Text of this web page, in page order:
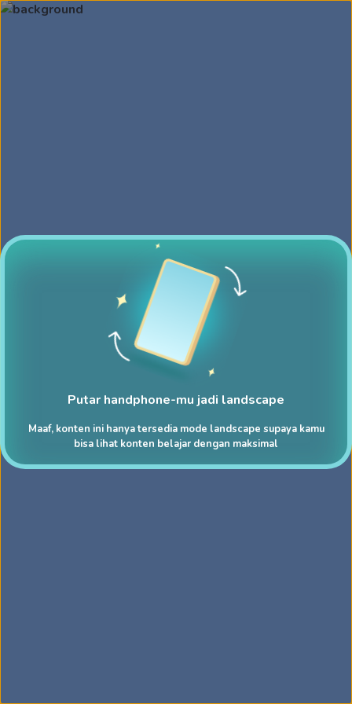
Putar handphone-mu jadi landscape
Maaf, konten ini hanya tersedia mode landscape supaya kamu
bisa lihat konten belajar dengan maksimal